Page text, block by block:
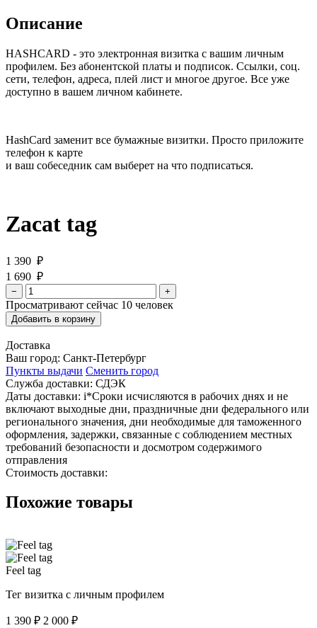
Описание
HASHCARD - это электронная визитка с вашим личным
профилем. Без абонентской платы и подписок. Ссылки, соц.
сети, телефон, адреса, плей лист и многое другое. Все уже
доступно в вашем личном кабинете.
HashCard заменит все бумажные визитки. Просто приложите
телефон к карте
и ваш собеседник сам выберет на что подписаться.
Zacat tag
1 390 ₽
1 690 ₽
− +
Просматривают сейчас 10 человек
Добавить в корзину
Доставка
Ваш город: Санкт-Петербург
Пункты выдачи Сменить город
Служба доставки: СДЭК
Даты доставки: i*Сроки исчисляются в рабочих днях и не
включают выходные дни, праздничные дни федерального или
регионального значения, дни необходимые для таможенного
оформления, задержки, связанные с соблюдением местных
требований безопасности и досмотром содержимого
отправления
Стоимость доставки:
Похожие товары
Feel tag
Тег визитка с личным профилем
1 390 ₽ 2 000 ₽